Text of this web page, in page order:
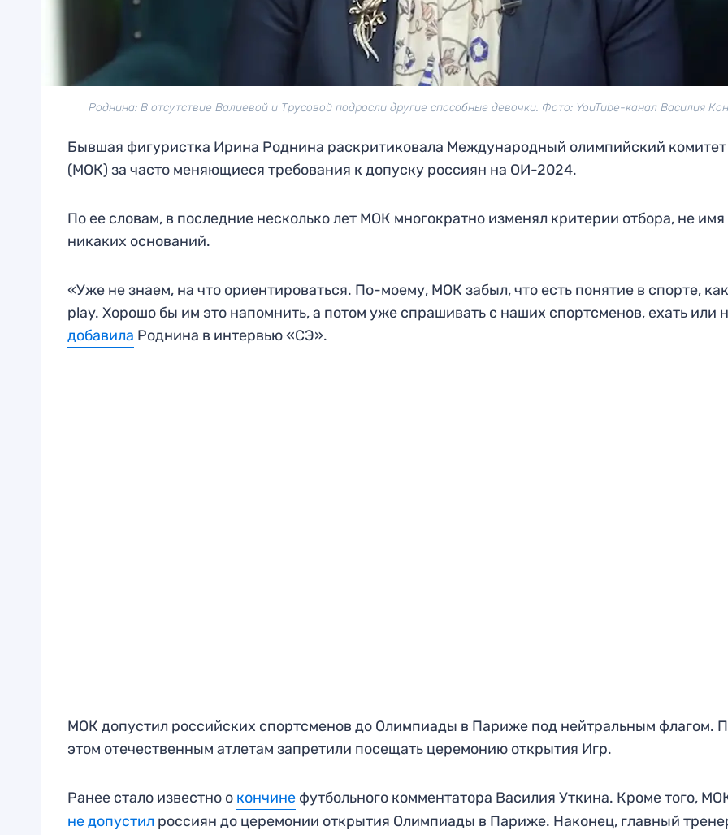
Роднина: В отсутствие Валиевой и Трусовой подросли другие способные девочки. Фото: YouTube-канал Василия
Бывшая фигуристка Ирина Роднина раскритиковала Международный олимпийский комитет
(МОК) за часто меняющиеся требования к допуску россиян на ОИ-2024.
По ее словам, в последние несколько лет МОК многократно изменял критерии отбора, не имя
никаких оснований.
«Уже не знаем, на что ориентироваться. По-моему, МОК забыл, что есть понятие в спорте,
play. Хорошо бы им это напомнить, а потом уже спрашивать с наших спортсменов, ехать или
добавила Роднина в интервью «СЭ».
МОК допустил российских спортсменов до Олимпиады в Париже под нейтральным флагом.
этом отечественным атлетам запретили посещать церемонию открытия Игр.
Ранее стало известно о кончинефутбольного комментатора Василия Уткина. Кроме того,
не допустилроссиян до церемонии открытия Олимпиады в Париже. Наконец, главный